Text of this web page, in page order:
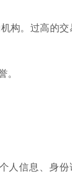
构。过高的交
人信息、身份